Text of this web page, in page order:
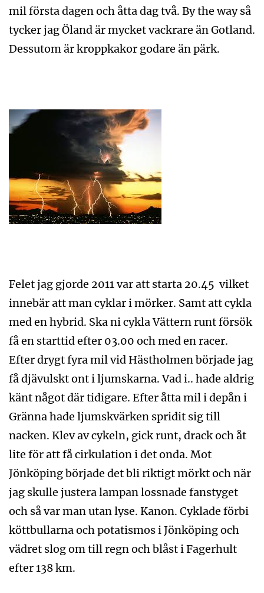
mil första dagen och åtta dag två. By the way så
tycker jag Öland är mycket vackrare än Gotland.
Dessutom är kroppkakor godare än pärk.
Felet jag gjorde 2011 var att starta 20.45 vilket
innebär att man cyklar i mörker. Samt att cykla
med en hybrid. Ska ni cykla Vättern runt försök
få en starttid efter 03.00 och med en racer.
Efter drygt fyra mil vid Hästholmen började jag
få djävulskt ont i ljumskarna. Vad i.. hade aldrig
känt något där tidigare. Efter åtta mil i depån i
Gränna hade ljumskvärken spridit sig till
nacken. Klev av cykeln, gick runt, drack och åt
lite för att få cirkulation i det onda. Mot
Jönköping började det bli riktigt mörkt och när
jag skulle justera lampan lossnade fanstyget
och så var man utan lyse. Kanon. Cyklade förbi
köttbullarna och potatismos i Jönköping och
vädret slog om till regn och blåst i Fagerhult
efter 138 km.